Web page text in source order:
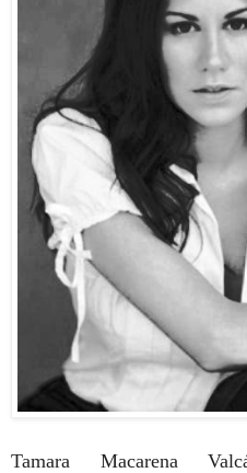
Tamara Macarena